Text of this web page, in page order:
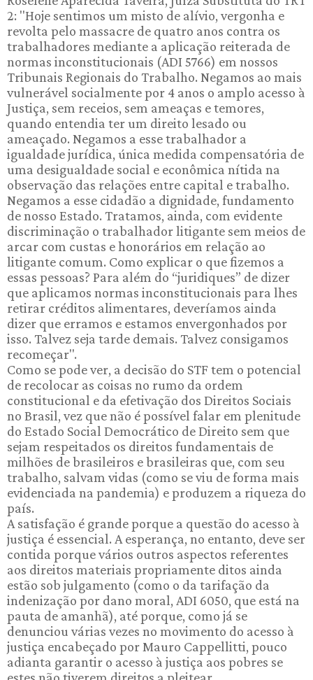
2: "Hoje sentimos um misto de alívio, vergonha e
revolta pelo massacre de quatro anos contra os
trabalhadores mediante a aplicação reiterada de
normas inconstitucionais (ADI 5766) em nossos
Tribunais Regionais do Trabalho. Negamos ao mais
vulnerável socialmente por 4 anos o amplo acesso à
Justiça, sem receios, sem ameaças e temores,
quando entendia ter um direito lesado ou
ameaçado. Negamos a esse trabalhador a
igualdade jurídica, única medida compensatória de
uma desigualdade social e econômica nítida na
observação das relações entre capital e trabalho.
Negamos a esse cidadão a dignidade, fundamento
de nosso Estado. Tratamos, ainda, com evidente
discriminação o trabalhador litigante sem meios de
arcar com custas e honorários em relação ao
litigante comum. Como explicar o que fizemos a
essas pessoas? Para além do “juridiques” de dizer
que aplicamos normas inconstitucionais para lhes
retirar créditos alimentares, deveríamos ainda
dizer que erramos e estamos envergonhados por
isso. Talvez seja tarde demais. Talvez consigamos
recomeçar".
Como se pode ver, a decisão do STF tem o potencial
de recolocar as coisas no rumo da ordem
constitucional e da efetivação dos Direitos Sociais
no Brasil, vez que não é possível falar em plenitude
do Estado Social Democrático de Direito sem que
sejam respeitados os direitos fundamentais de
milhões de brasileiros e brasileiras que, com seu
trabalho, salvam vidas (como se viu de forma mais
evidenciada na pandemia) e produzem a riqueza do
país.
A satisfação é grande porque a questão do acesso à
justiça é essencial. A esperança, no entanto, deve ser
contida porque vários outros aspectos referentes
aos direitos materiais propriamente ditos ainda
estão sob julgamento (como o da tarifação da
indenização por dano moral, ADI 6050, que está na
pauta de amanhã), até porque, como já se
denunciou várias vezes no movimento do acesso à
justiça encabeçado por Mauro Cappellitti, pouco
adianta garantir o acesso à justiça aos pobres se